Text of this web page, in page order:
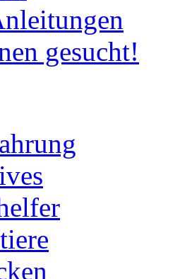
gesucht!